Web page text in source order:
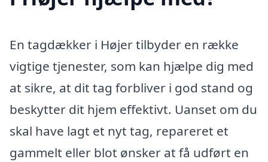
En tagdækker i Højer tilbyder en række
vigtige tjenester, som kan hjælpe dig med
at sikre, at dit tag forbliver i god stand og
beskytter dit hjem effektivt. Uanset om du
skal have lagt et nyt tag, repareret et
gammelt eller blot ønsker at få udført en